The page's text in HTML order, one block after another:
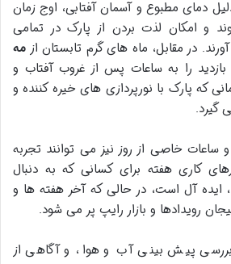
دمای مطبوع و آسمان آفتابی، اوج زمان
و امکان لذت بردن از پارک در تمامی
در مقابل، ماه های گرم تابستان از مه
را به ساعات پس از غروب آفتاب و
که پارک با نورپردازی های خیره کننده و
گیرد.
ساعات خاصی از روز نیز می توانند تجربه
کاری هفته برای کسانی که به دنبال
آل است، در حالی که آخر هفته ها و
رویدادها و بازار رایپ پر می شود.
بررسی پیش بینی آب و هوا، و آگاهی از